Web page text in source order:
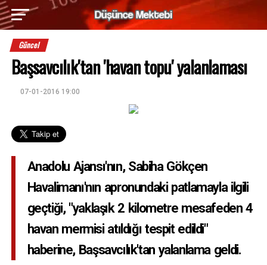
Güncel
Başsavcılık'tan 'havan topu' yalanlaması
07-01-2016 19:00
Anadolu Ajansı'nın, Sabiha Gökçen
Havalimanı'nın apronundaki patlamayla ilgili
geçtiği, "yaklaşık 2 kilometre mesafeden 4
havan mermisi atıldığı tespit edildi"
haberine, Başsavcılık'tan yalanlama geldi.